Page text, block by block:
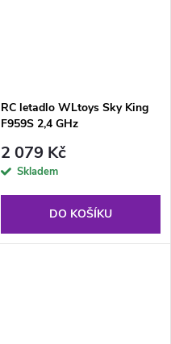
RC letadlo WLtoys Sky King
F959S 2,4 GHz
2 079 Kč
Skladem
DO KOŠÍKU